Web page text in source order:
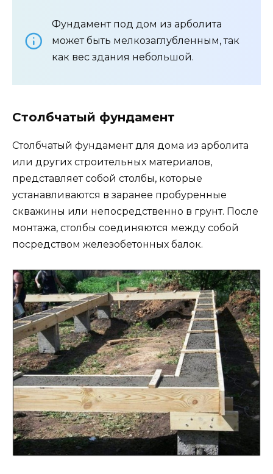
Фундамент под дом из арболита
может быть мелкозаглубленным, так
как вес здания небольшой.
Столбчатый фундамент
Столбчатый фундамент для дома из арболита
или других строительных материалов,
представляет собой столбы, которые
устанавливаются в заранее пробуренные
скважины или непосредственно в грунт. После
монтажа, столбы соединяются между собой
посредством железобетонных балок.